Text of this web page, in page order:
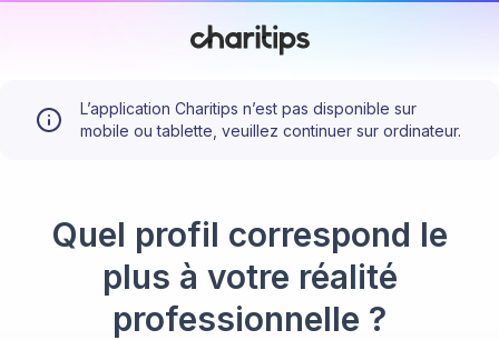
L’application Charitips n’est pas disponible sur
mobile ou tablette, veuillez continuer sur ordinateur.
Quel profil correspond le
plus à votre réalité
professionnelle ?